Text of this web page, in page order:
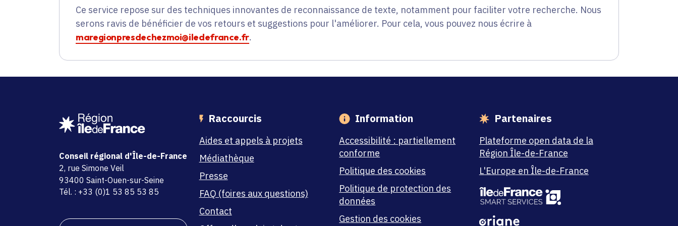
Ce service repose sur des techniques innovantes de reconnaissance de texte, notamment pour faciliter votre recherche. Nous
serons ravis de bénéficier de vos retours et suggestions pour l'améliorer. Pour cela, vous pouvez nous écrire à
maregionpresdechezmoi@iledefrance.fr.
Conseil régional d'Île-de-France
adresse
2, rue Simone Veil
code postal et commune
93400 Saint-Ouen-sur-Seine
Tél. : +33 (0)1 53 85 53 85
Raccourcis
Aides et appels à projets
Médiathèque
Presse
FAQ (foires aux questions)
Contact
Information
Accessibilité : partiellement
conforme
Politique des cookies
Politique de protection des
données
Gestion des cookies
Partenaires
Plateforme open data de la
Région Île-de-France
L'Europe en Île-de-France